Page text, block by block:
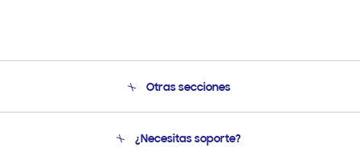
Otras secciones
Soporte
¿Necesitas soporte?